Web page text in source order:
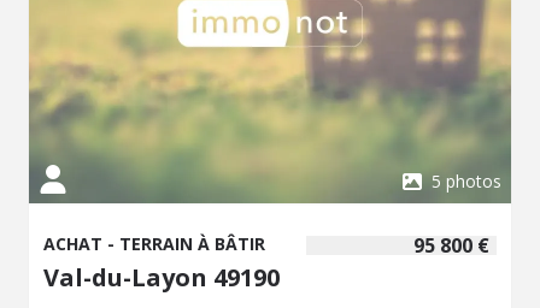
5 photos
95 800 €
ACHAT - TERRAIN À BÂTIR
Val-du-Layon 49190